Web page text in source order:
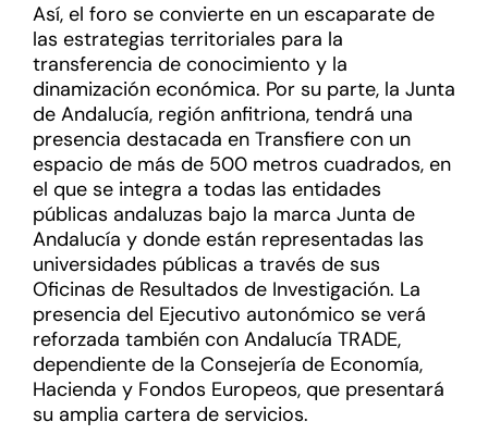
Así, el foro se convierte en un escaparate de
las estrategias territoriales para la
transferencia de conocimiento y la
dinamización económica. Por su parte, la Junta
de Andalucía, región anfitriona, tendrá una
presencia destacada en Transfiere con un
espacio de más de 500 metros cuadrados, en
el que se integra a todas las entidades
públicas andaluzas bajo la marca Junta de
Andalucía y donde están representadas las
universidades públicas a través de sus
Oficinas de Resultados de Investigación. La
presencia del Ejecutivo autonómico se verá
reforzada también con Andalucía TRADE,
dependiente de la Consejería de Economía,
Hacienda y Fondos Europeos, que presentará
su amplia cartera de servicios.